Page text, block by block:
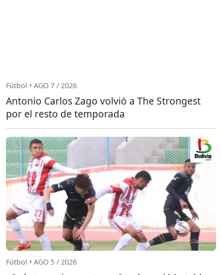
Fútbol • AGO 7 / 2026
Antonio Carlos Zago volvió a The Strongest
por el resto de temporada
Fútbol • AGO 5 / 2026